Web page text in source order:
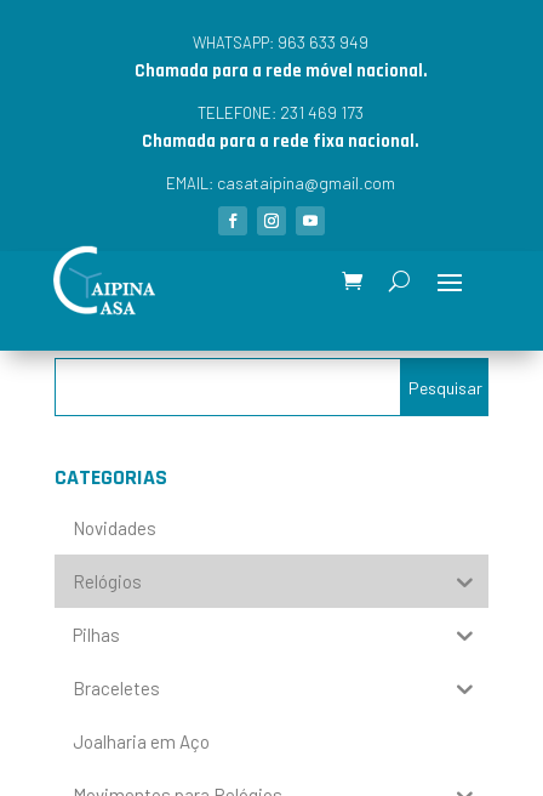
WHATSAPP: 963 633 949
Chamada para a rede móvel nacional.
TELEFONE: 231 469 173
Chamada para a rede fixa nacional.
EMAIL: casataipina@gmail.com
CATEGORIAS
Novidades
Relógios
Pilhas
Braceletes
Joalharia em Aço